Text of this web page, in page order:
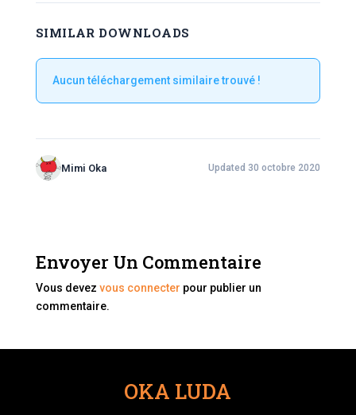
SIMILAR DOWNLOADS
Aucun téléchargement similaire trouvé !
Mimi Oka Updated 30 octobre 2020
Envoyer Un Commentaire
Vous devez vous connecter pour publier un
commentaire.
OKA LUDA